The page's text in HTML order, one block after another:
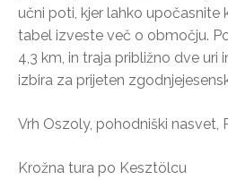
učni poti, kjer lahko upočasnite
tabel izveste več o območju.
4,3 km, in traja približno dve uri
izbira za prijeten
Vrh Oszoly, pohodniški nasvet,
Krožna tura po Kesztölcu